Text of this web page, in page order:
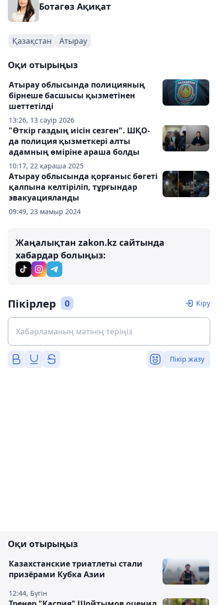
Ботагөз Ақиқат
Қазақстан Атырау
Оқи отырыңыз
13:26, 13 сәуір 2026
Атырау облысында полицияның
бірнеше басшысы қызметінен
шеттетілді
10:17, 22 қараша 2025
"Өткір газдың иісін сезген". ШҚО-
да полиция қызметкері алты
адамның өміріне араша болды
09:49, 23 мамыр 2024
Атырау облысында қорғаныс бөгеті
қалпына келтіріліп, тұрғындар
эвакуацияланды
Жаңалықтан zakon.kz сайтында
хабардар болыңыз:
Пікірлер 0 Кіру
Пікір жазу
Оқи отырыңыз
12:44, Бүгін
Казахстанские триатлеты стали
призёрами Кубка Азии